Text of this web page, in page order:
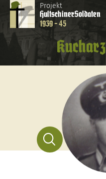
Projekt
HultschinerSoldaten
1939 - 45